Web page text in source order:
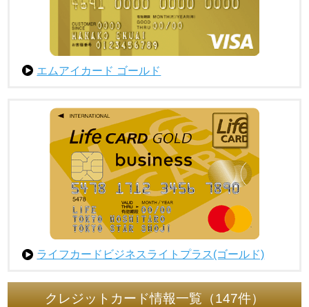
エムアイカード ゴールド
ライフカードビジネスライトプラス(ゴールド)
クレジットカード情報一覧（147件）